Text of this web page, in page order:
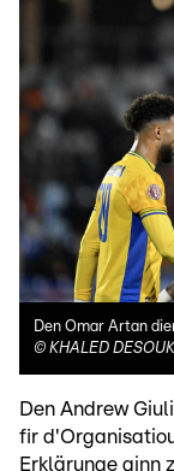
Den Omar Artan
© KHALED
Den Andrew
fir
Erklärunge ginn